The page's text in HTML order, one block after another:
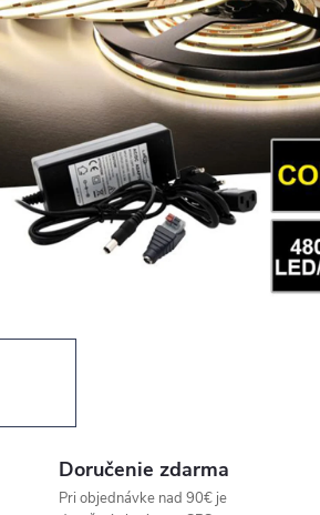
Doručenie zdarma
Pri objednávke nad 90€ je